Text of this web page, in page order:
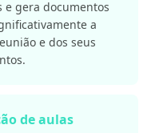
e gera documentos
a
e dos seus
de aulas